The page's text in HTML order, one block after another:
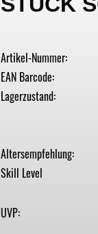
Artikel-Nummer:
EAN Barcode:
Lagerzustand:
Altersempfehlung:
Skill Level
UVP: